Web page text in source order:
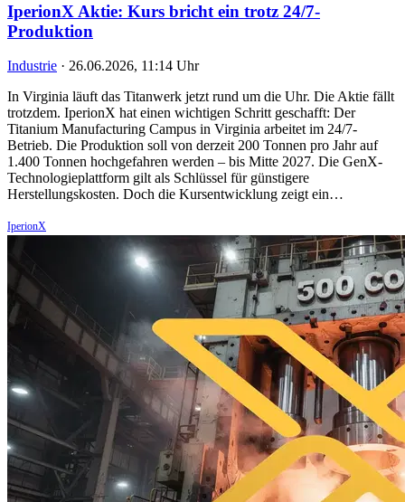
IperionX Aktie: Kurs bricht ein trotz 24/7-
Produktion
Industrie · 26.06.2026, 11:14 Uhr
In Virginia läuft das Titanwerk jetzt rund um die Uhr. Die Aktie fällt
trotzdem. IperionX hat einen wichtigen Schritt geschafft: Der
Titanium Manufacturing Campus in Virginia arbeitet im 24/7-
Betrieb. Die Produktion soll von derzeit 200 Tonnen pro Jahr auf
1.400 Tonnen hochgefahren werden – bis Mitte 2027. Die GenX-
Technologieplattform gilt als Schlüssel für günstigere
Herstellungskosten. Doch die Kursentwicklung zeigt ein…
IperionX